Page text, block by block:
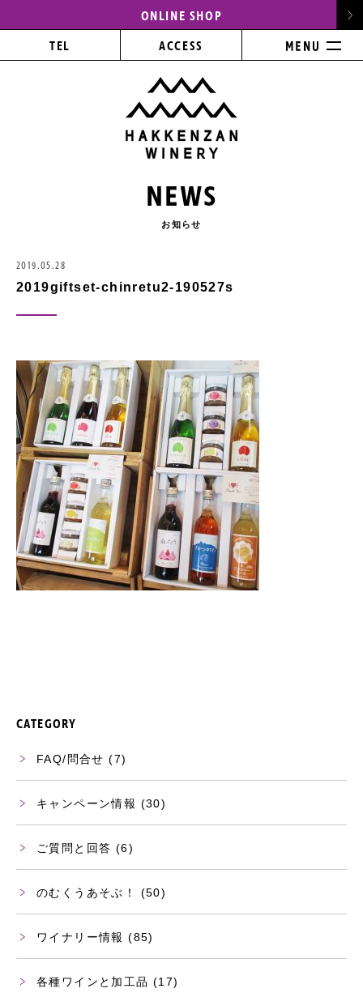
ONLINE SHOP
TEL ACCESS
NEWS
お知らせ
2019.05.28
2019giftset-chinretu2-190527s
CATEGORY
FAQ/問合せ (7)
キャンペーン情報 (30)
ご質問と回答 (6)
のむくうあそぶ！ (50)
ワイナリー情報 (85)
各種ワインと加工品 (17)